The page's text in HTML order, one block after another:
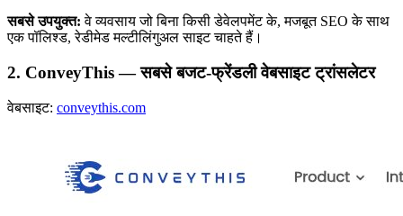
सबसे उपयुक्त: वे व्यवसाय जो बिना किसी डेवेलपमेंट के, मजबूत SEO के साथ
एक पॉलिश्ड, रेडीमेड मल्टीलिंगुअल साइट चाहते हैं।
2. ConveyThis — सबसे बजट-फ्रेंडली वेबसाइट ट्रांसलेटर
वेबसाइट: conveythis.com